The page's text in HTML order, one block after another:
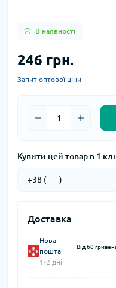
В наявності
246 грн.
Запит оптової ціни
Купити цей товар в 1
Доставка
Нова
пошта
1-2 дні
Від 60